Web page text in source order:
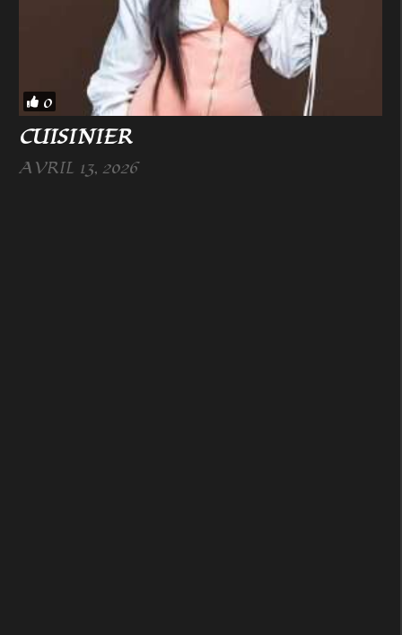
0
CUISINIER
AVRIL 13, 2026